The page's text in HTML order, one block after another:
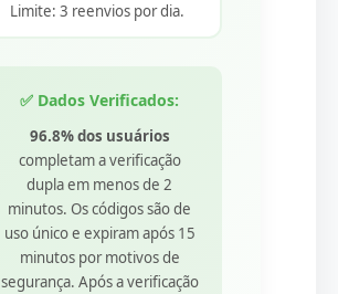
Limite: 3 reenvios por dia.
✅ Dados Verificados:
96.8% dos usuários
completam a verificação
dupla em menos de 2
minutos. Os códigos são de
uso único e expiram após 15
minutos por motivos de
segurança. Após a verificação